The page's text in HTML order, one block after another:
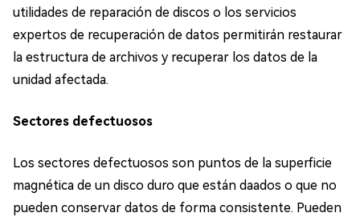
utilidades de reparación de discos o los servicios
expertos de recuperación de datos permitirán restaurar
la estructura de archivos y recuperar los datos de la
unidad afectada.
Sectores defectuosos
Los sectores defectuosos son puntos de la superficie
magnética de un disco duro que están daados o que no
pueden conservar datos de forma consistente. Pueden